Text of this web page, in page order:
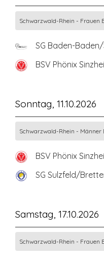
Schwarzwald-Rhein - Frauen
SG Baden-
BSV Phönix
Sonntag, 11.10.2026
Schwarzwald-Rhein - Männer
BSV Phönix
SG Sulzfeld/
Samstag, 17.10.2026
Schwarzwald-Rhein - Frauen